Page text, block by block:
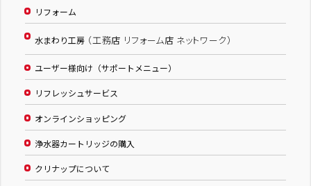
リフォーム
水まわり工房 （工務店 リフォーム店 ネットワーク）
ユーザー様向け（サポートメニュー）
リフレッシュサービス
オンラインショッピング
浄水器カートリッジの購入
クリナップについて